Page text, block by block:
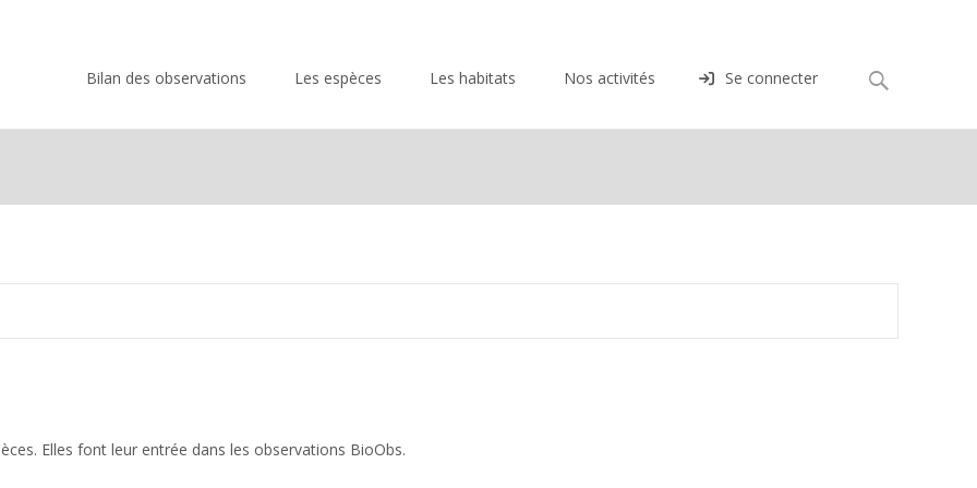
Bilan des observations Les espèces Les habitats Nos activités Se connecter Rechercher :
Elles font leur entrée dans les observations BioObs.